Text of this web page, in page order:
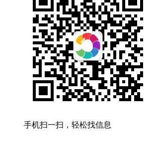
手机扫一扫，轻松找信息